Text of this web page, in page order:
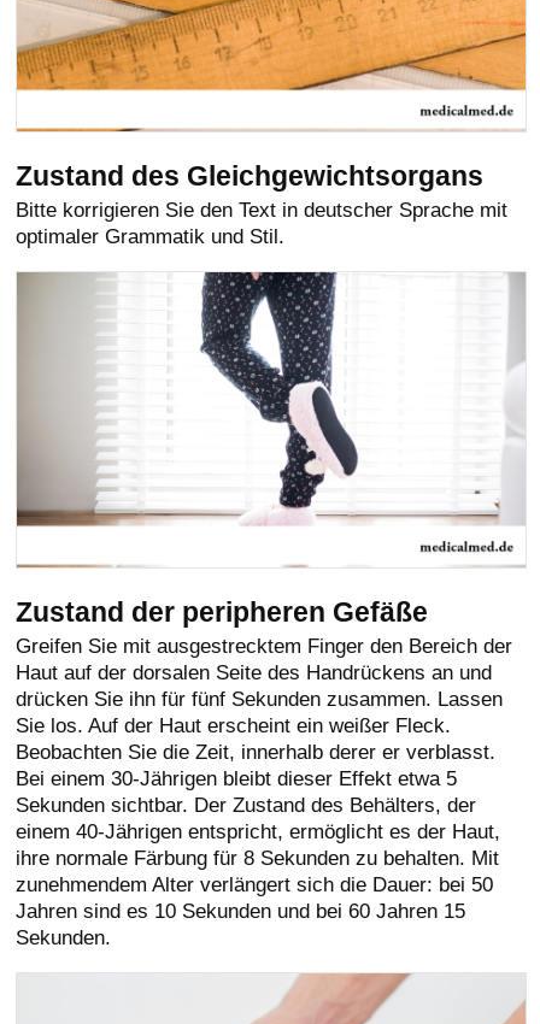
Zustand des Gleichgewichtsorgans
Bitte korrigieren Sie den Text in deutscher Sprache mit
optimaler Grammatik und Stil.
Zustand der peripheren Gefäße
Greifen Sie mit ausgestrecktem Finger den Bereich der
Haut auf der dorsalen Seite des Handrückens an und
drücken Sie ihn für fünf Sekunden zusammen. Lassen
Sie los. Auf der Haut erscheint ein weißer Fleck.
Beobachten Sie die Zeit, innerhalb derer er verblasst.
Bei einem 30-Jährigen bleibt dieser Effekt etwa 5
Sekunden sichtbar. Der Zustand des Behälters, der
einem 40-Jährigen entspricht, ermöglicht es der Haut,
ihre normale Färbung für 8 Sekunden zu behalten. Mit
zunehmendem Alter verlängert sich die Dauer: bei 50
Jahren sind es 10 Sekunden und bei 60 Jahren 15
Sekunden.